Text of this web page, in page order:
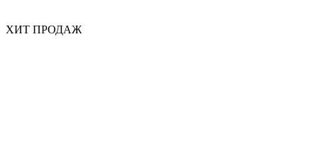
ХИТ ПРОДАЖ